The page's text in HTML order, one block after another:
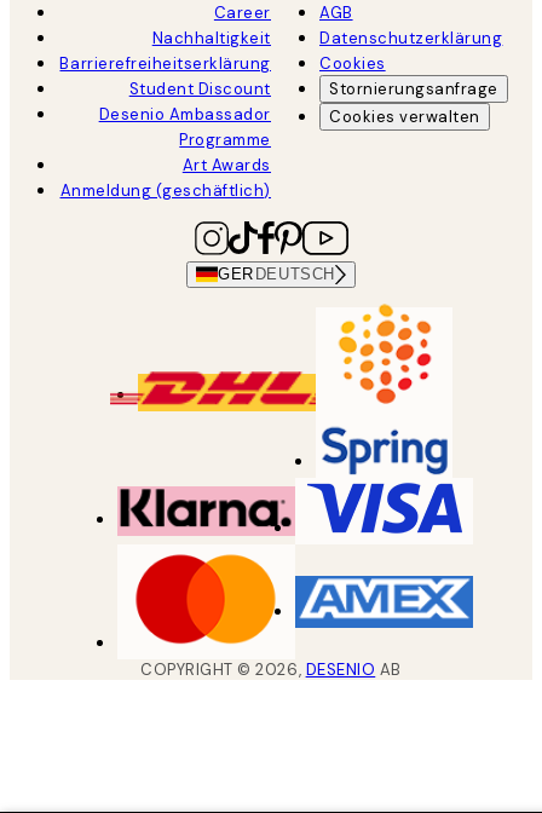
Career
Nachhaltigkeit
Barrierefreiheitserklärung
Student Discount
Desenio Ambassador
Programme
Art Awards
Anmeldung (geschäftlich)
AGB
Datenschutzerklärung
Cookies
Stornierungsanfrage
Cookies verwalten
GER DEUTSCH
COPYRIGHT ©2026, DESENIO AB